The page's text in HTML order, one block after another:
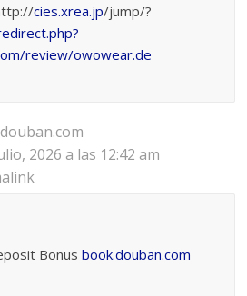
cies.xrea.jp/jump/?
review/owowear.de
2026 a las 12:42 am
Bonusbook.douban.com